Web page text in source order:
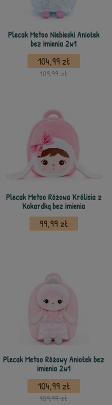
Plecak Metoo Niebieski Aniołek
bez imienia 2w1
104,99 zł
109,99 zł
Plecak Metoo Różowa Królisia z
Kokardką bez imienia
99,99 zł
Plecak Metoo Różowy Aniołek bez
imienia 2w1
104,99 zł
109,99 zł